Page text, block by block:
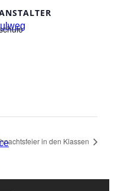
in den Klassen